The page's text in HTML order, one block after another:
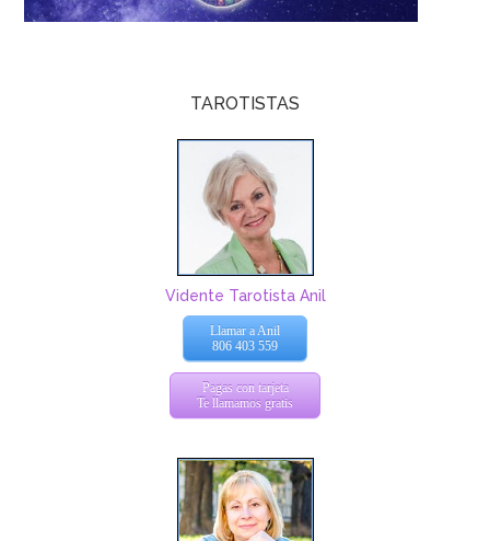
TAROTISTAS
Vidente Tarotista Anil
Llamar a Anil
806 403 559
Pagas con tarjeta
Te llamamos gratis